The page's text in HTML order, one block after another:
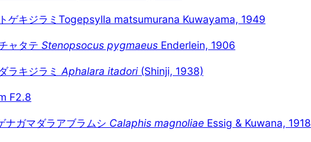
ゲキジラミTogepsylla matsumurana Kuwayama, 1949
ャタテ Stenopsocus pygmaeus Enderlein, 1906
ラキジラミ Aphalara itadori(Shinji, 1938)
F2.8
ナガマダラアブラムシ Calaphis magnoliae Essig & Kuwana, 1918